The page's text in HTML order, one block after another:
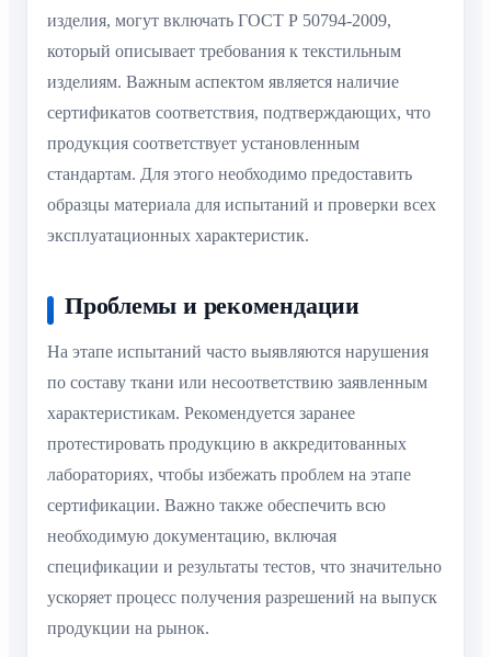
изделия, могут включать ГОСТ Р 50794-2009,
который описывает требования к текстильным
изделиям. Важным аспектом является наличие
сертификатов соответствия, подтверждающих, что
продукция соответствует установленным
стандартам. Для этого необходимо предоставить
образцы материала для испытаний и проверки всех
эксплуатационных характеристик.
Проблемы и рекомендации
На этапе испытаний часто выявляются нарушения
по составу ткани или несоответствию заявленным
характеристикам. Рекомендуется заранее
протестировать продукцию в аккредитованных
лабораториях, чтобы избежать проблем на этапе
сертификации. Важно также обеспечить всю
необходимую документацию, включая
спецификации и результаты тестов, что значительно
ускоряет процесс получения разрешений на выпуск
продукции на рынок.